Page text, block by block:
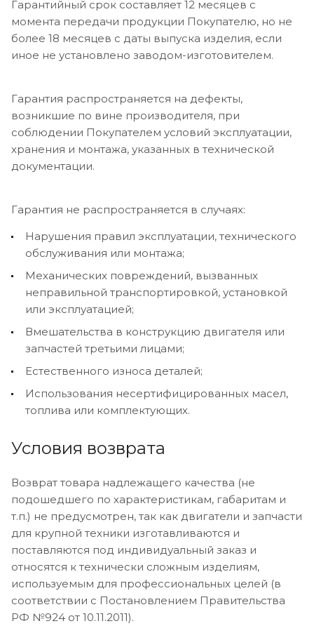
Гарантийный срок составляет 12 месяцев с
момента передачи продукции Покупателю, но не
более 18 месяцев с даты выпуска изделия, если
иное не установлено заводом-изготовителем.
Гарантия распространяется на дефекты,
возникшие по вине производителя, при
соблюдении Покупателем условий эксплуатации,
хранения и монтажа, указанных в технической
документации.
Гарантия не распространяется в случаях:
Нарушения правил эксплуатации, технического
обслуживания или монтажа;
Механических повреждений, вызванных
неправильной транспортировкой, установкой
или эксплуатацией;
Вмешательства в конструкцию двигателя или
запчастей третьими лицами;
Естественного износа деталей;
Использования несертифицированных масел,
топлива или комплектующих.
Условия возврата
Возврат товара надлежащего качества (не
подошедшего по характеристикам, габаритам и
т.п.) не предусмотрен, так как двигатели и запчасти
для крупной техники изготавливаются и
поставляются под индивидуальный заказ и
относятся к технически сложным изделиям,
используемым для профессиональных целей (в
соответствии с Постановлением Правительства
РФ №924 от 10.11.2011).